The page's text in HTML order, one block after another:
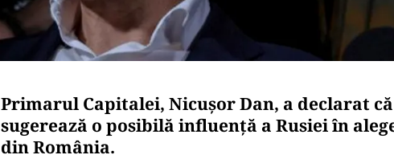
Primarul Capitalei, Nicușor Dan, a declarat
sugerează o posibilă influență a Rusiei în
din România.